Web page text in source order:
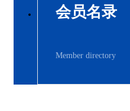
会员名录
Member directory